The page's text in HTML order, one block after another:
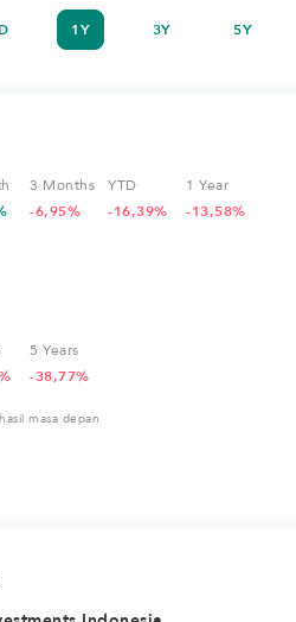
1Y 3Y 5Y
3 Months
-6,95%
YTD
-16,39%
1 Year
-13,58%
5 Years
-38,77%
masa depan